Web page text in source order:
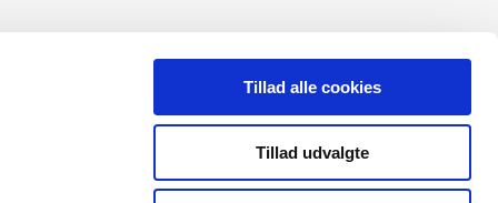
Tillad alle cookies
Tillad udvalgte